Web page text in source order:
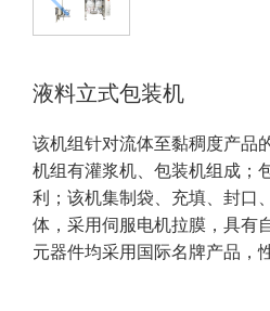
液料立式包装机
该机组针对流体至黏稠度产品
机组有灌浆机、包装机组成；
利；该机集制袋、充填、封口
体，采用伺服电机拉膜，具有
元器件均采用国际名牌产品，